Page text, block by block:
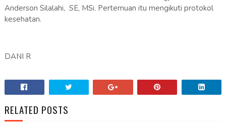
Anderson Silalahi, SE, MSi. Pertemuan itu mengikuti protokol
kesehatan.
DANI R
RELATED POSTS